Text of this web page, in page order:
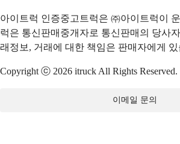
아이트럭 인증중고트럭은 ㈜아이트럭이
럭은 통신판매중개자로 통신판매의 당사
래정보, 거래에 대한 책임은 판매자에게
Copyright ⓒ 2026 itruck All Rights Reserved.
이메일 문의